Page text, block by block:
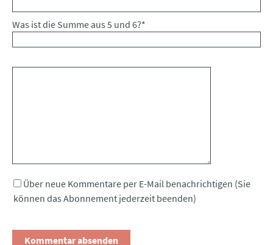
Was ist die Summe aus 5 und 6?*
Über neue Kommentare per E-Mail benachrichtigen (Sie
können das Abonnement jederzeit beenden)